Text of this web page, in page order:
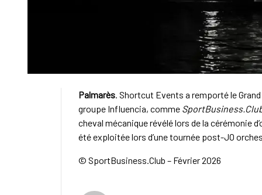
Palmarès. Shortcut Events a remporté le
groupe Influencia, comme
cheval mécanique révélé lors de la cérémonie
été exploitée lors d’une tournée post-JO
© SportBusiness.Club – Février 2026